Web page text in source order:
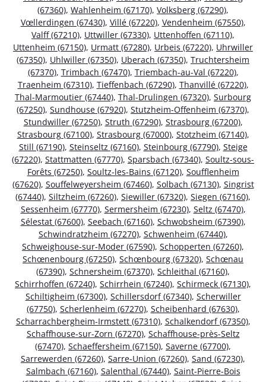
(67360), Wahlenheim (67170), Volksberg (67290),
Vœllerdingen (67430), Villé (67220), Vendenheim (67550),
Valff (67210), Uttwiller (67330), Uttenhoffen (67110),
Uttenheim (67150), Urmatt (67280), Urbeis (67220), Uhrwiller
(67350), Uhlwiller (67350), Uberach (67350), Truchtersheim
(67370), Trimbach (67470), Triembach-au-Val (67220),
Traenheim (67310), Tieffenbach (67290), Thanvillé (67220),
Thal-Marmoutier (67440), Thal-Drulingen (67320), Surbourg
(67250), Sundhouse (67920), Stutzheim-Offenheim (67370),
Stundwiller (67250), Struth (67290), Strasbourg (67200),
Strasbourg (67100), Strasbourg (67000), Stotzheim (67140),
Still (67190), Steinseltz (67160), Steinbourg (67790), Steige
(67220), Stattmatten (67770), Sparsbach (67340), Soultz-sous-
Forêts (67250), Soultz-les-Bains (67120), Soufflenheim
(67620), Souffelweyersheim (67460), Solbach (67130), Singrist
(67440), Siltzheim (67260), Siewiller (67320), Siegen (67160),
Sessenheim (67770), Sermersheim (67230), Seltz (67470),
Sélestat (67600), Seebach (67160), Schwobsheim (67390),
Schwindratzheim (67270), Schwenheim (67440),
Schweighouse-sur-Moder (67590), Schopperten (67260),
Schœnenbourg (67250), Schœnbourg (67320), Schœnau
(67390), Schnersheim (67370), Schleithal (67160),
Schirrhoffen (67240), Schirrhein (67240), Schirmeck (67130),
Schiltigheim (67300), Schillersdorf (67340), Scherwiller
(67750), Scherlenheim (67270), Scheibenhard (67630),
Scharrachbergheim-Irmstett (67310), Schalkendorf (67350),
Schaffhouse-sur-Zorn (67270), Schaffhouse-près-Seltz
(67470), Schaeffersheim (67150), Saverne (67700),
Sarrewerden (67260), Sarre-Union (67260), Sand (67230),
Salmbach (67160), Salenthal (67440), Saint-Pierre-Bois